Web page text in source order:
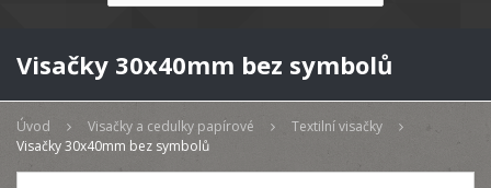
Visačky 30x40mm bez symbolů
Úvod Visačky a cedulky papírové
Textilní visačky
Visačky 30x40mm bez symbolů